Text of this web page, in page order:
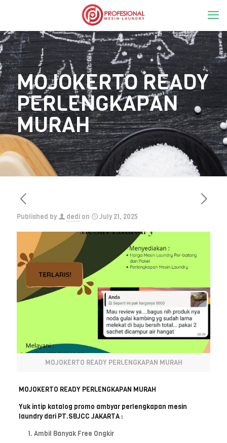
MOJOKERTO READY
PERLENGKAPAN
MURAH
Published by dedi on July 21, 2025
MOJOKERTO READY PERLENGKAPAN MURAH
MOJOKERTO READY PERLENGKAPAN MURAH
Yuk intip katalog promo ambyar perlengkapan mesin
laundry dari PT.SBJCC JAKARTA :
Ambil Banyak Free Ongkir